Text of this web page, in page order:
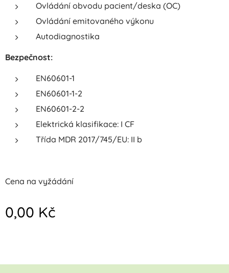
Ovládání obvodu pacient/deska (OC)
Ovládání emitovaného výkonu
Autodiagnostika
Bezpečnost:
EN60601-1
EN60601-1-2
EN60601-2-2
Elektrická klasifikace: I CF
Třída MDR 2017/745/EU: II b
Cena na vyžádání
0,00 Kč